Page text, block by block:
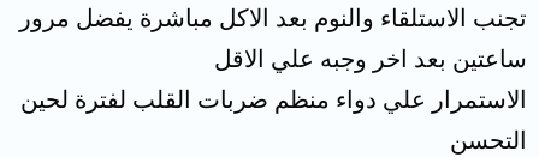
تجنب الاستلقاء والنوم بعد الاكل مباشرة يفضل مرور
ساعتين بعد اخر وجبه علي الاقل
الاستمرار علي دواء منظم ضربات القلب لفترة لحين
التحسن